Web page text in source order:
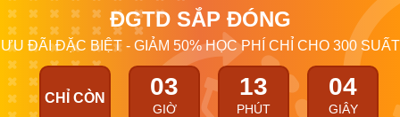
ĐGTD SẮP ĐÓNG
ƯU ĐÃI ĐẶC BIỆT - GIẢM 50% HỌC PHÍ CHỈ CHO 300 SUẤT
CHỈ CÒN 03
GIỜ
13
PHÚT
03
GIÂY